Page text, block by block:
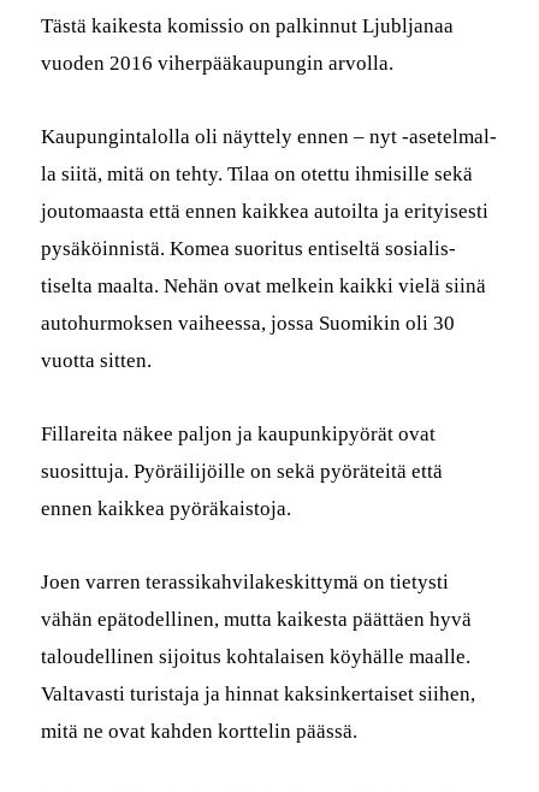
Tästä kaikesta komis­sio on palkin­nut Ljubl­janaa
vuo­den 2016 viher­pääkaupun­gin arvolla.
Kaupung­in­talol­la oli näyt­te­ly ennen – nyt ‑asetel­mal­
la siitä, mitä on tehty. Tilaa on otet­tu ihmisille sekä
joutomaas­ta että ennen kaikkea autoil­ta ja eri­tyis­es­ti
pysäköin­nistä. Komea suori­tus entiseltä sosial­is­
tiselta maal­ta. Nehän ovat melkein kaik­ki vielä siinä
auto­hurmok­sen vai­heessa, jos­sa Suomikin oli 30
vuot­ta sitten.
Fil­lare­i­ta näkee paljon ja kaupunkipyörät ovat
suosit­tu­ja. Pyöräil­i­jöille on sekä pyöräteitä että
ennen kaikkea pyöräkaistoja.
Joen var­ren teras­sikahvi­lakeskit­tymä on tietysti
vähän epä­todel­li­nen, mut­ta kaikesta päät­täen hyvä
taloudelli­nen sijoi­tus kohta­laisen köy­hälle maalle.
Val­tavasti tur­is­ta­ja ja hin­nat kaksinker­taiset siihen,
mitä ne ovat kah­den kort­telin päässä.